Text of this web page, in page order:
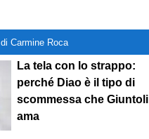
di Carmine Roca
La tela con lo strappo:
perché Diao è il tipo di
scommessa che Giuntoli
ama